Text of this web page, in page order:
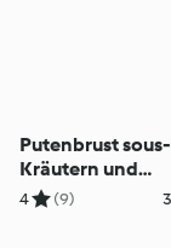
Putenbrust
Kräutern und
Paprikasauce
4 (9)